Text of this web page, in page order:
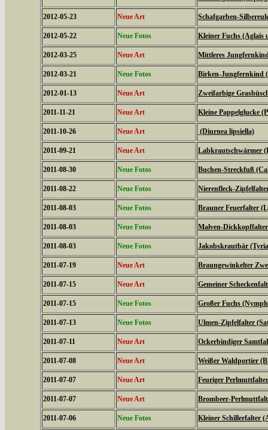
2012-05-23 Neue Art Schafgarben-
2012-05-22 Neue Fotos Kleiner Fuchs (Aglais
2012-03-25 Neue Art Mittleres
2012-03-21 Neue Fotos Birken-Jungfernkind
2012-01-13 Neue Art Zweifarbige
2011-11-21 Neue Art Kleine Pappelglucke
2011-10-26 Neue Art (Diurnea lipsiella)
2011-09-21 Neue Art Labkrautschwärmer
2011-08-30 Neue Fotos Buchen-Streckfuß
2011-08-22 Neue Fotos Nierenfleck-
2011-08-03 Neue Fotos Brauner Feuerfalter
2011-08-03 Neue Fotos Malven-
2011-08-03 Neue Fotos Jakobskrautbär (Tyria
2011-07-19 Neue Art Braungewinkelter
2011-07-15 Neue Art Gemeiner
2011-07-15 Neue Fotos Großer Fuchs
2011-07-13 Neue Fotos Ulmen-Zipfelfalter
2011-07-11 Neue Art Ockerbindiger
2011-07-08 Neue Art Weißer Waldportier
2011-07-07 Neue Art Feuriger
2011-07-07 Neue Art Brombeer-
2011-07-06 Neue Fotos Kleiner Schillerfalter